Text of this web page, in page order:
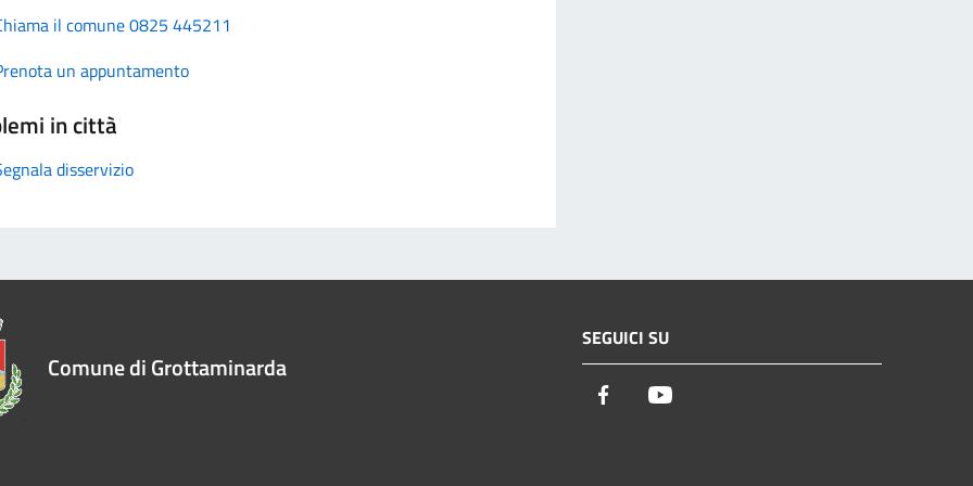
il comune 0825 445211
un appuntamento
in città
disservizio
Comune di Grottaminarda
SEGUICI SU
Facebook